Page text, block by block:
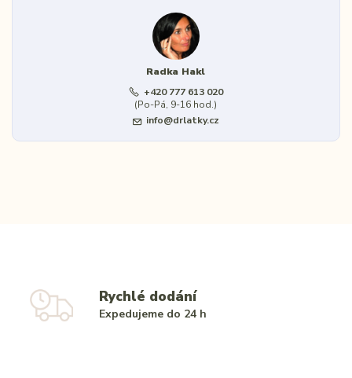
Radka Hakl
+420 777 613 020
(Po-Pá, 9-16 hod.)
info@drlatky.cz
Rychlé dodání
Expedujeme do 24 h